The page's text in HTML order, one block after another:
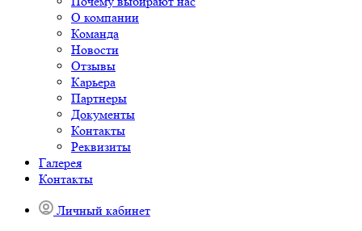
О компании
Команда
Новости
Отзывы
Карьера
Партнеры
Документы
Контакты
Реквизиты
Галерея
Контакты
Личный кабинет